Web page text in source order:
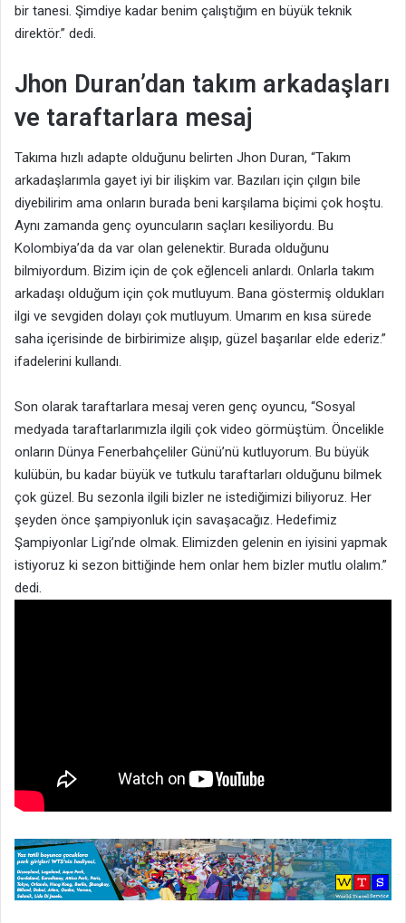
bir tanesi. Şimdiye kadar benim çalıştığım en büyük teknik
direktör.” dedi.
Jhon Duran’dan takım arkadaşları
ve taraftarlara mesaj
Takıma hızlı adapte olduğunu belirten Jhon Duran, “Takım
arkadaşlarımla gayet iyi bir ilişkim var. Bazıları için çılgın bile
diyebilirim ama onların burada beni karşılama biçimi çok hoştu.
Aynı zamanda genç oyuncuların saçları kesiliyordu. Bu
Kolombiya’da da var olan gelenektir. Burada olduğunu
bilmiyordum. Bizim için de çok eğlenceli anlardı. Onlarla takım
arkadaşı olduğum için çok mutluyum. Bana göstermiş oldukları
ilgi ve sevgiden dolayı çok mutluyum. Umarım en kısa sürede
saha içerisinde de birbirimize alışıp, güzel başarılar elde ederiz.”
ifadelerini kullandı.
Son olarak taraftarlara mesaj veren genç oyuncu, “Sosyal
medyada taraftarlarımızla ilgili çok video görmüştüm. Öncelikle
onların Dünya Fenerbahçeliler Günü’nü kutluyorum. Bu büyük
kulübün, bu kadar büyük ve tutkulu taraftarları olduğunu bilmek
çok güzel. Bu sezonla ilgili bizler ne istediğimizi biliyoruz. Her
şeyden önce şampiyonluk için savaşacağız. Hedefimiz
Şampiyonlar Ligi’nde olmak. Elimizden gelenin en iyisini yapmak
istiyoruz ki sezon bittiğinde hem onlar hem bizler mutlu olalım.”
dedi.